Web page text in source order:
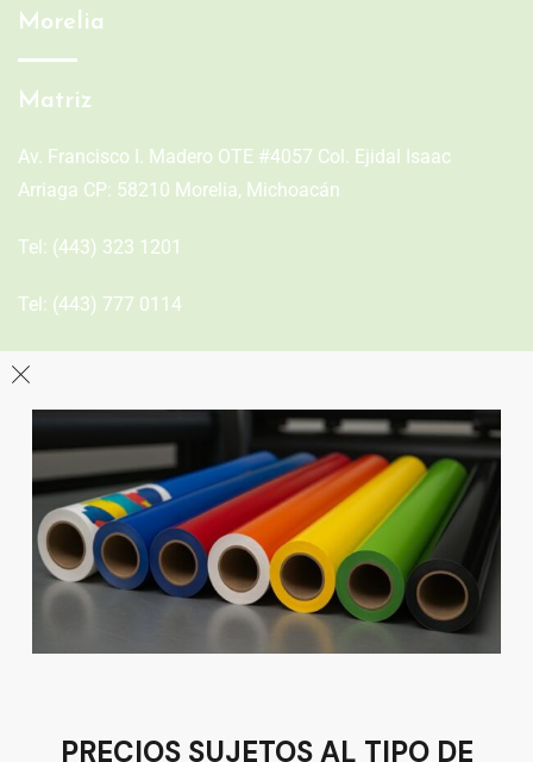
Morelia
Matriz
Av. Francisco I. Madero OTE #4057 Col. Ejidal Isaac
Arriaga CP: 58210 Morelia, Michoacán
Tel: (443) 323 1201
Tel: (443) 777 0114
León
Sucursal
Av del Astillero 129 Centro bodeguero Las Trojes León,
Guanajuato
Tel:(477) 776 8994
PRECIOS SUJETOS AL TIPO DE